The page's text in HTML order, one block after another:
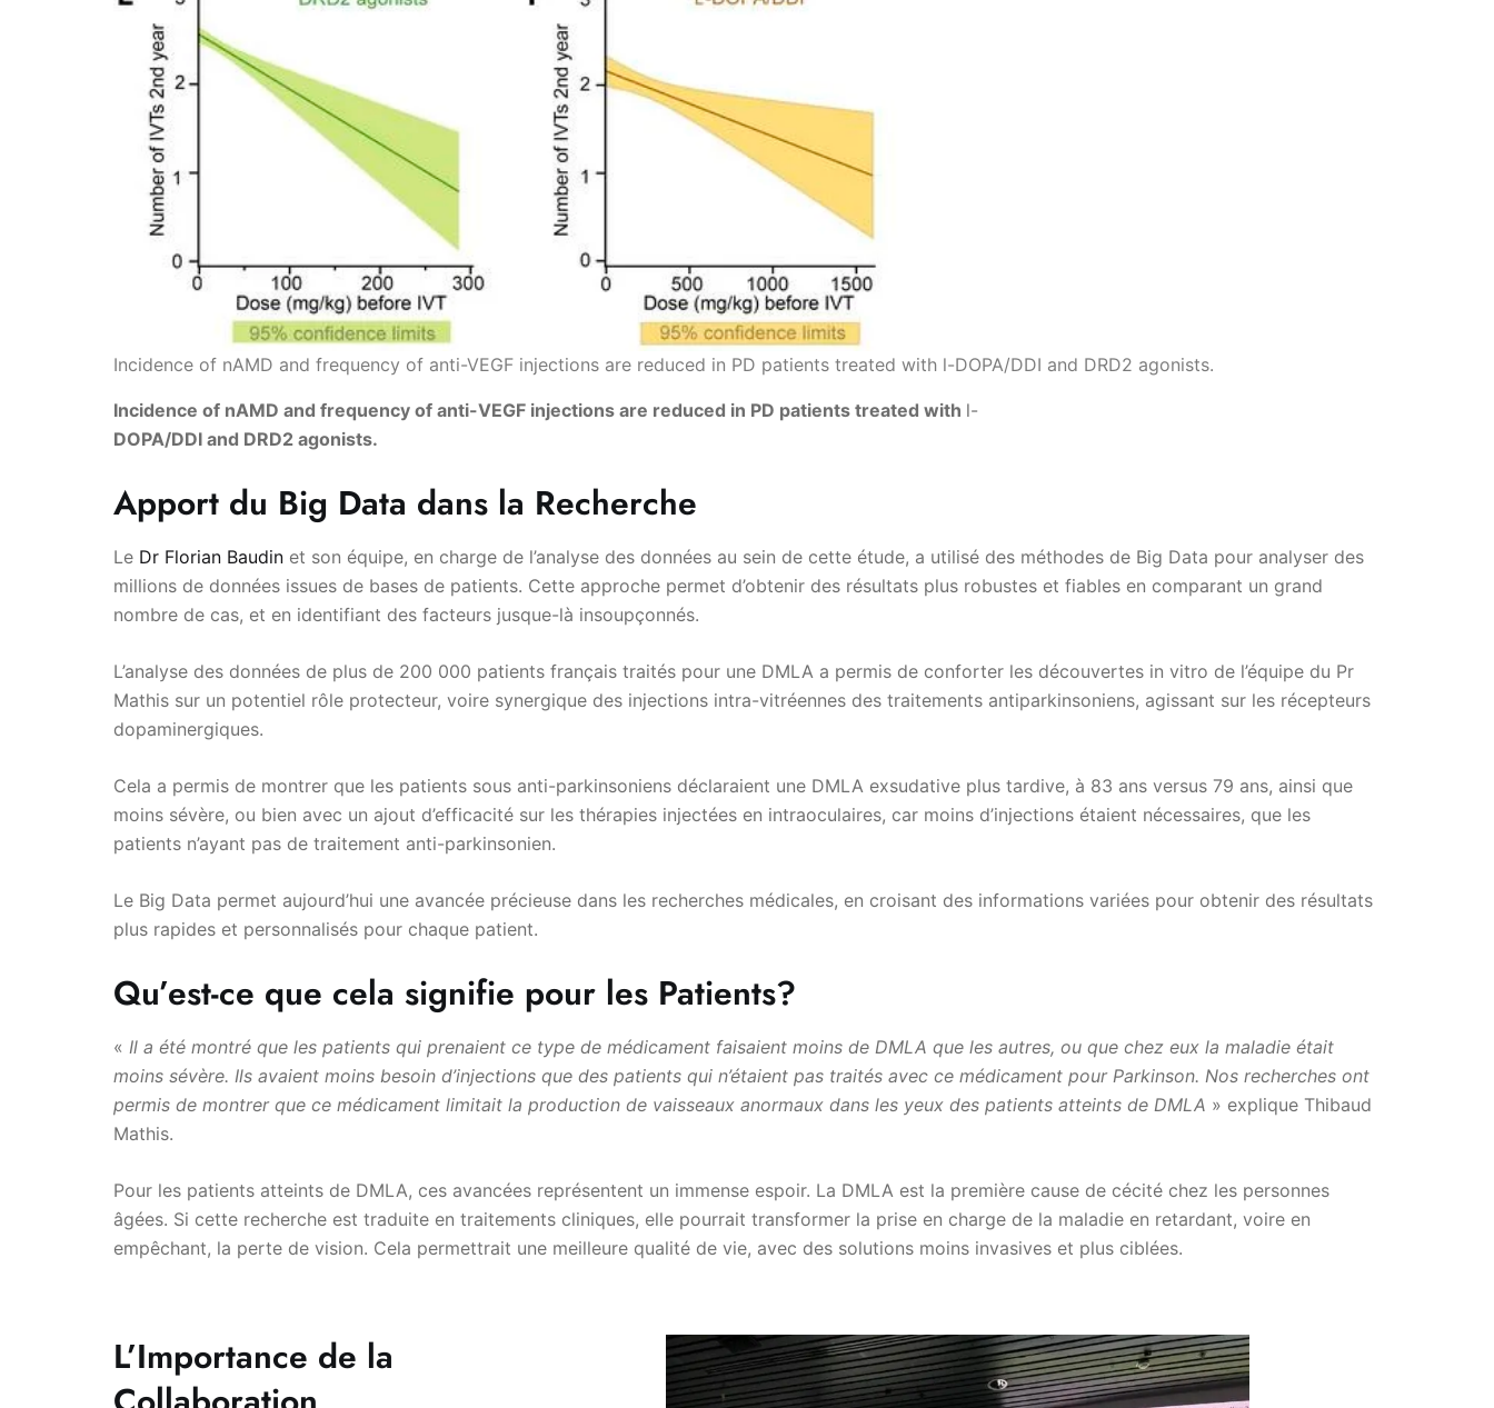
Incidence of nAMD and frequency of anti-VEGF injections are reduced in PD patients treated with l-DOPA/DDI and DRD2 agonists.
Incidence of nAMD and frequency of anti-VEGF injections are reduced in PD patients treated with l-
DOPA/DDI and DRD2 agonists.
Apport du Big Data dans la Recherche
Le Dr Florian Baudin et son équipe, en charge de l’analyse des données au sein de cette étude, a utilisé des méthodes de Big Data pour analyser des
millions de données issues de bases de patients. Cette approche permet d’obtenir des résultats plus robustes et fiables en comparant un grand
nombre de cas, et en identifiant des facteurs jusque-là insoupçonnés.
L’analyse des données de plus de 200 000 patients français traités pour une DMLA a permis de conforter les découvertes in vitro de l’équipe du Pr
Mathis sur un potentiel rôle protecteur, voire synergique des injections intra-vitréennes des traitements antiparkinsoniens, agissant sur les récepteurs
dopaminergiques.
Cela a permis de montrer que les patients sous anti-parkinsoniens déclaraient une DMLA exsudative plus tardive, à 83 ans versus 79 ans, ainsi que
moins sévère, ou bien avec un ajout d’efficacité sur les thérapies injectées en intraoculaires, car moins d’injections étaient nécessaires, que les
patients n’ayant pas de traitement anti-parkinsonien.
Le Big Data permet aujourd’hui une avancée précieuse dans les recherches médicales, en croisant des informations variées pour obtenir des résultats
plus rapides et personnalisés pour chaque patient.
Qu’est-ce que cela signifie pour les Patients?
« Il a été montré que les patients qui prenaient ce type de médicament faisaient moins de DMLA que les autres, ou que chez eux la maladie était
moins sévère. Ils avaient moins besoin d’injections que des patients qui n’étaient pas traités avec ce médicament pour Parkinson. Nos recherches ont
permis de montrer que ce médicament limitait la production de vaisseaux anormaux dans les yeux des patients atteints de DMLA » explique Thibaud
Mathis.
Pour les patients atteints de DMLA, ces avancées représentent un immense espoir. La DMLA est la première cause de cécité chez les personnes
âgées. Si cette recherche est traduite en traitements cliniques, elle pourrait transformer la prise en charge de la maladie en retardant, voire en
empêchant, la perte de vision. Cela permettrait une meilleure qualité de vie, avec des solutions moins invasives et plus ciblées.
L’Importance de la